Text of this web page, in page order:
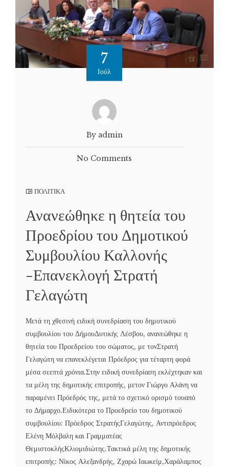
7
Ιούλ
By admin
No Comments
ΠΟΛΙΤΙΚΑ
Ανανεώθηκε η θητεία του
Προεδρίου του Δημοτικού
Συμβουλίου Καλλονής
-Επανεκλογή Στρατή
Γελαγώτη
Μετά τη χθεσινή ειδική συνεδρίαση του δημοτικού
συμβουλίου του ΔήμουΔυτικής Λέσβου, ανανεώθηκε η
θητεία του Προεδρείου του σώματος, με τονΣτρατή
Γελαγώτη να επανεκλέγεται Πρόεδρος για τέταρτη φορά
μέσα σεεπτά χρόνια.Στην ειδική συνεδρίαση εκλέχτηκαν και
τα μέλη της δημοτικής επιτροπής, μετον Γιώργο Αλάνη να
παραμένει Πρόεδρός της, μετά το σχετικό ορισμό τουαπό
το Δήμαρχο.Ειδικότερα το Προεδρείο του δημοτικού
συμβουλίου: Πρόεδρος ΣτρατήςΓελαγώτης, Αντιπρόεδρος
Ελένη Μόλβαλη και Γραμματέας
ΘεμιστοκλήςΚλιομιδιώτης.Τακτικά μέλη της δημοτικής
επιτροπής: Νίκος Αλεξανδρής, Ζχαρώ Ιαωκείμ,Χαράλαμπος